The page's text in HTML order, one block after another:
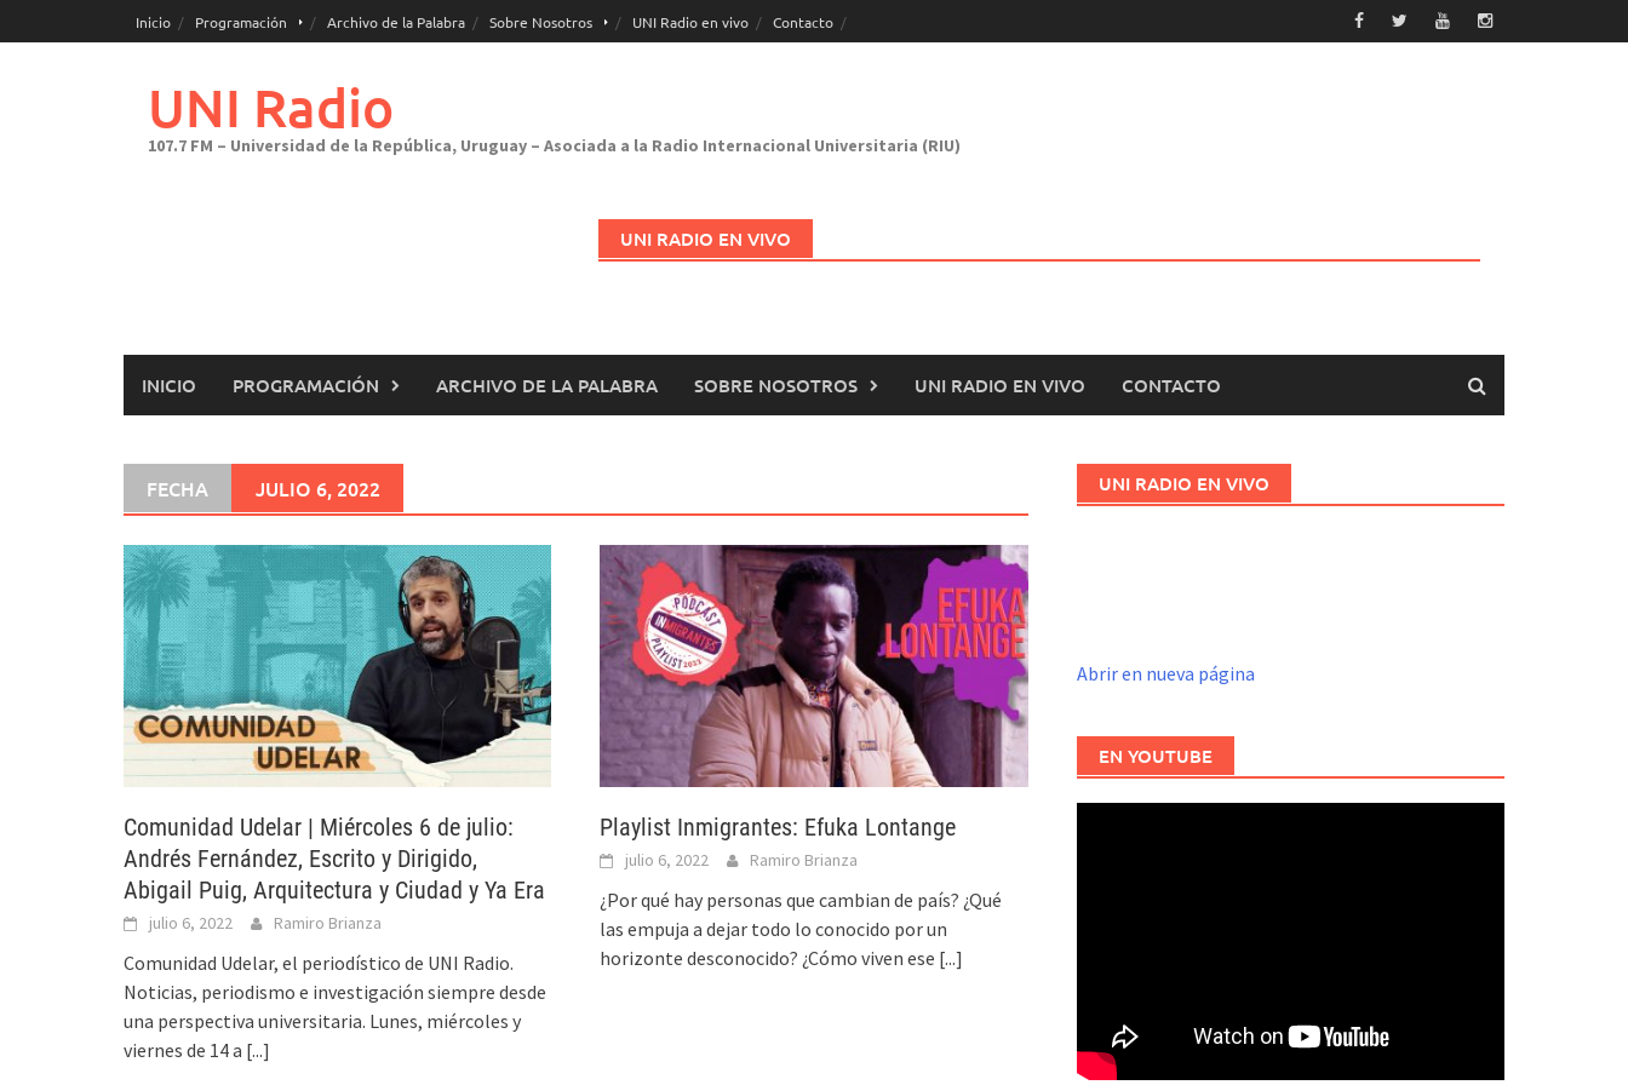
al
Inicio Programación Archivo de la Palabra Sobre Nosotros UNI Radio en vivo Contacto
UNI Radio
107.7 FM – Universidad de la República, Uruguay – Asociada a la Radio Internacional Universitaria (RIU)
UNI RADIO EN VIVO
INICIO PROGRAMACIÓN ARCHIVO DE LA PALABRA SOBRE NOSOTROS UNI RADIO EN VIVO CONTACTO
FECHA JULIO 6, 2022
Comunidad Udelar | Miércoles 6 de julio:
Andrés Fernández, Escrito y Dirigido,
Abigail Puig, Arquitectura y Ciudad y Ya Era
julio 6, 2022 Ramiro Brianza
Comunidad Udelar, el periodístico de UNI Radio.
Noticias, periodismo e investigación siempre desde
una perspectiva universitaria. Lunes, miércoles y
viernes de 14 a [...]
Playlist Inmigrantes: Efuka Lontange
julio 6, 2022 Ramiro Brianza
¿Por qué hay personas que cambian de país? ¿Qué
las empuja a dejar todo lo conocido por un
horizonte desconocido? ¿Cómo viven ese [...]
UNI RADIO EN VIVO
Abrir en nueva página
EN YOUTUBE